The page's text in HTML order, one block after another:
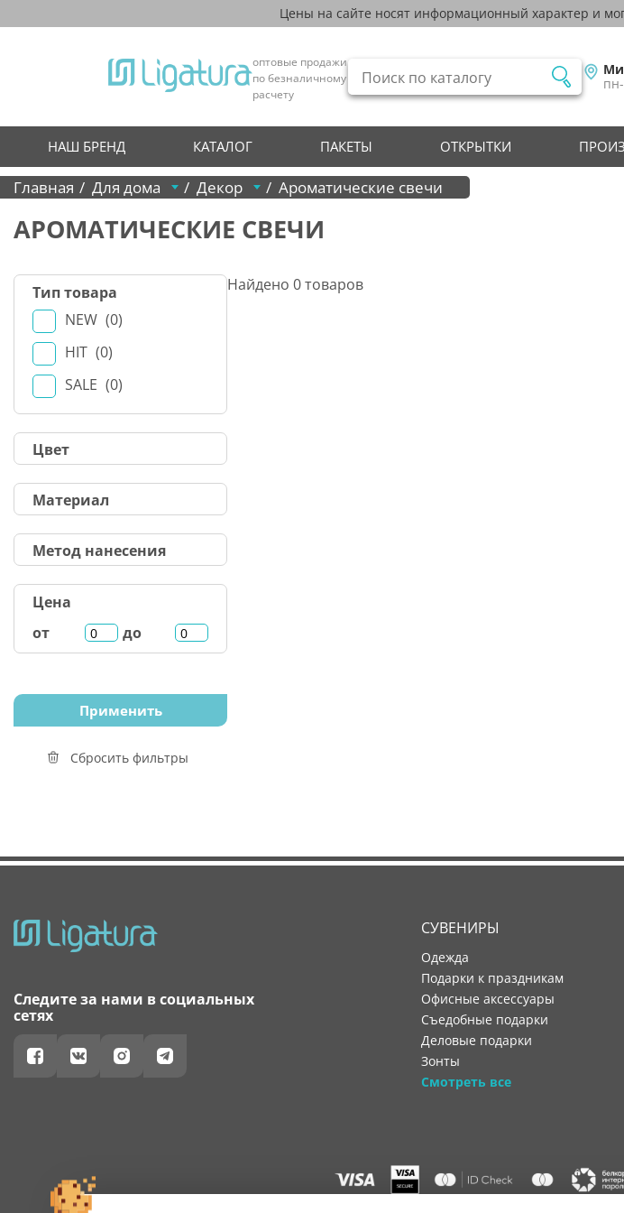
Цены на сайте носят информационный характер и
оптовые продажи
по безналичному
расчету
НАШ БРЕНД КАТАЛОГ ПАКЕТЫ ОТКРЫТКИ
Главная Для дома Декор Ароматические свечи
АРОМАТИЧЕСКИЕ СВЕЧИ
Тип товара
NEW
0
HIT
0
SALE
0
Цвет
Материал
Метод нанесения
Цена
от
до
Сбросить фильтры
Найдено 0товаров
Следите за нами в социальных
сетях
СУВЕНИРЫ
Одежда
Подарки к праздникам
Офисные аксессуары
Съедобные подарки
Деловые подарки
Зонты
Смотреть все